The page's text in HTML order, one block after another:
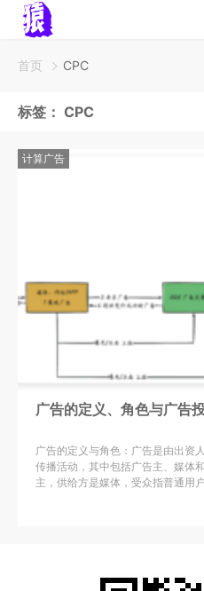
首页 CPC
标签： CPC
计算广告
广告的定义、角色与广告
广告的定义与角色：广告是由出资
传播活动，其中包括广告主、媒体
主，供给方是媒体，受众指普通用户